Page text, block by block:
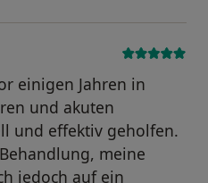
einigen Jahren in
und akuten
und effektiv geholfen.
meine
jedoch auf ein